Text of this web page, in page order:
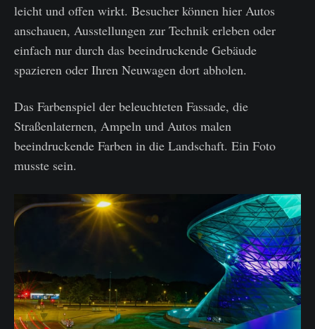
wissen nur wenige,
leicht und offen wirkt. Besucher können hier Autos
anschauen, Ausstellungen zur Technik erleben oder
einfach nur durch das beeindruckende Gebäude
spazieren oder Ihren Neuwagen dort abholen.
Das Farbenspiel der beleuchteten Fassade, die
Straßenlaternen, Ampeln und Autos malen
beeindruckende Farben in die Landschaft. Ein Foto
musste sein.